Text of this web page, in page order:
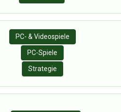
PC- & Videospiele
PC-Spiele
Strategie